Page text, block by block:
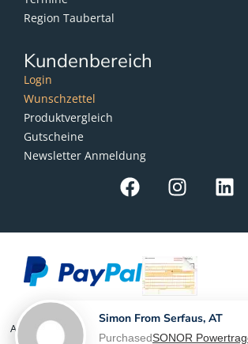
Region Taubertal
Kundenbereich
Login
Wunschzettel
Produktvergleich
Gutscheine
Newsletter Anmeldung
Als Kleinunternehmer im Sinne von § 19 Abs. 1
Simon From Serfaus, AT
Purchased